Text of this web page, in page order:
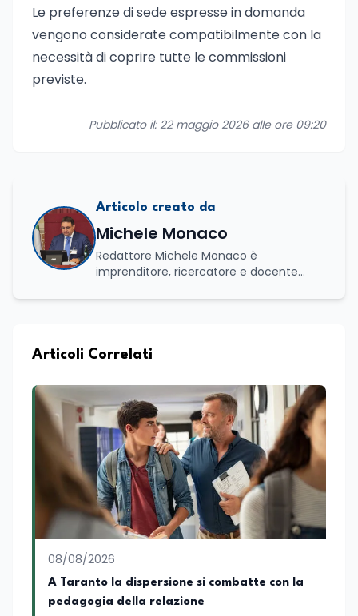
Le preferenze di sede espresse in domanda
vengono considerate compatibilmente con la
necessità di coprire tutte le commissioni
previste.
Pubblicato il: 22 maggio 2026 alle ore 09:20
Articolo creato da
Michele Monaco
Redattore Michele Monaco è
imprenditore, ricercatore e docente
esperienza nell'innovazione digitale, nella
e Internazionali, è CEO di Adventus
risiede stabilmente) e Presidente
Nazionale di ENBAS, ente bilaterale attivo
nella formazione professionale e nelle
politiche attive per il lavoro. In qualità di
Coordinatore Nazionale dei Progetti di
Ricerca presso ERSAF, guida iniziative che
coniugano intelligenza artificiale e
formazione, tra cui FindYourGoal.it,
piattaforma di orientamento scuola-
lavoro basata sul modello LifeComp,
Avatar4University.Org, sistema AI per la
creazione di corsi universitari con avatar
docente, KeepYouCare.it, piattaforma di
telemedicina, telesoccorso e
telerefertazione. È inoltre Delegato della
Articoli Correlati
08/08/2026
A Taranto la dispersione si combatte con la
pedagogia della relazione